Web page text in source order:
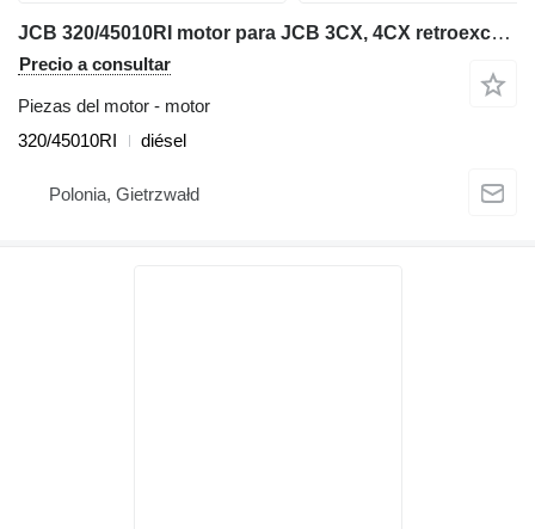
JCB 320/45010RI motor para JCB 3CX, 4CX retroexcavadora
Precio a consultar
Piezas del motor - motor
320/45010RI
diésel
Polonia, Gietrzwałd